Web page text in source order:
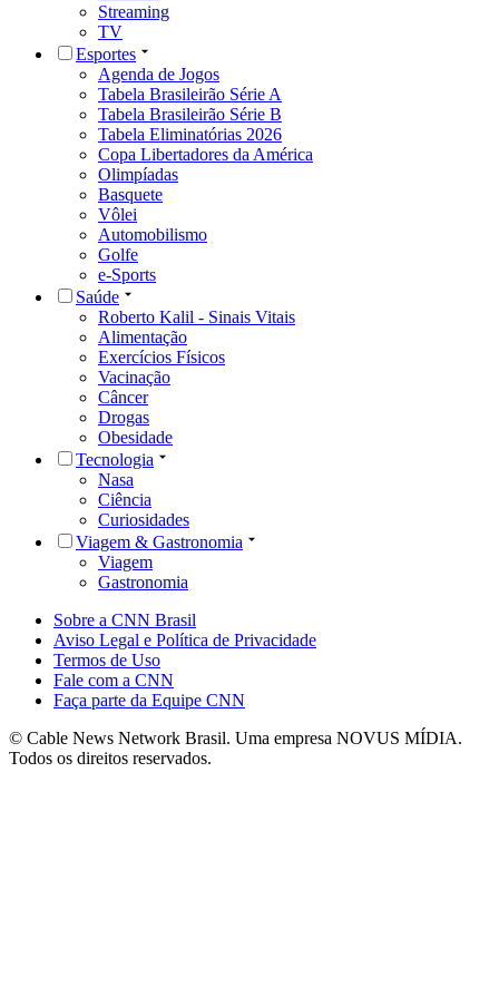
Streaming
TV
Esportes
Agenda de Jogos
Tabela Brasileirão Série A
Tabela Brasileirão Série B
Tabela Eliminatórias 2026
Copa Libertadores da América
Olimpíadas
Basquete
Vôlei
Automobilismo
Golfe
e-Sports
Saúde
Roberto Kalil - Sinais Vitais
Alimentação
Exercícios Físicos
Vacinação
Câncer
Drogas
Obesidade
Tecnologia
Nasa
Ciência
Curiosidades
Viagem & Gastronomia
Viagem
Gastronomia
Sobre a CNN Brasil
Aviso Legal e Política de Privacidade
Termos de Uso
Fale com a CNN
Faça parte da Equipe CNN
© Cable News Network Brasil. Uma empresa NOVUS MÍDIA.
Todos os direitos reservados.